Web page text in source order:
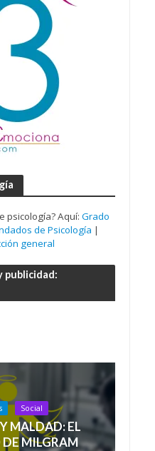
psicología? Aquí: Grado
de Psicología |
general
publicidad:
Social
MALDAD: EL
MILGRAM